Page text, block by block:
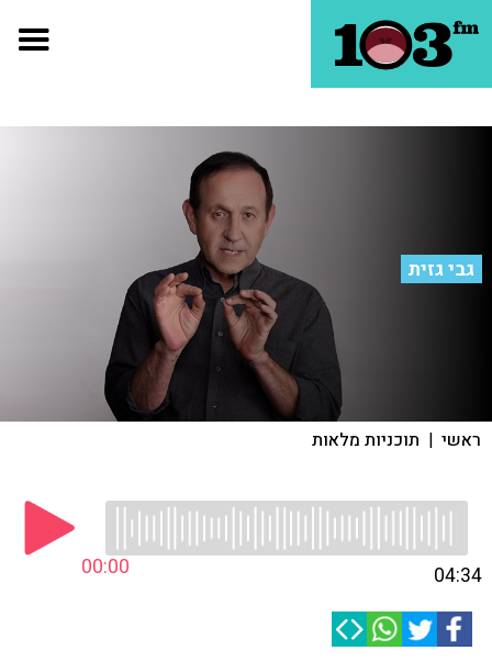
גבי גזית
ראשי | תוכניות מלאות
00:00 04:34